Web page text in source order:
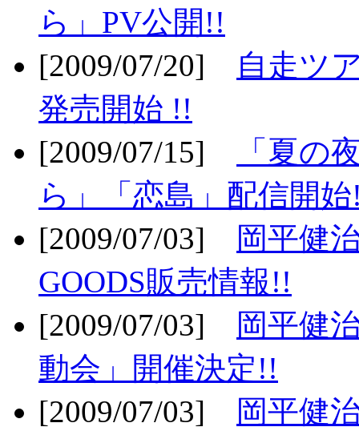
ら」PV公開!!
[2009/07/20]
自走ツ
発売開始 !!
[2009/07/15]
「夏の
ら」「恋島」配信開
[2009/07/03]
岡平健
GOODS販売情報!!
[2009/07/03]
岡平健
動会」開催決定!!
[2009/07/03]
岡平健